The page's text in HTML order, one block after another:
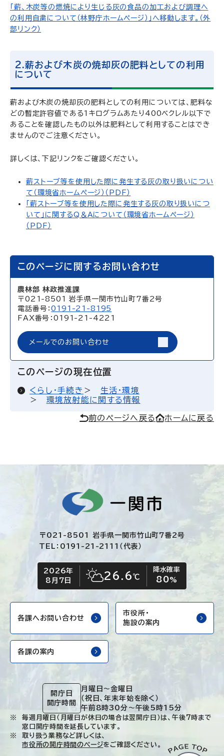
「薪、木炭等の燃焼により生じる灰の食品の加工および調理へ
の利用自粛について（林野庁ホームページ）」へ移動します。（外
部リンク）
2.薪および木炭の焼却灰の肥料としての利用
について
薪および木炭の焼却灰の肥料としての利用については、肥料な
どの暫定許容値である1キログラムあたり400ベクレル以下で
あることを確認したもの以外は肥料として利用することはでき
ませんのでご注意ください。
詳しくは、下記リンクをご確認ください。
薪ストーブ等を使用した際に発生する灰の取り扱いについ
て（環境省ホームページ）（PDF）
「薪ストーブ等を使用した際に発生する灰の取り扱いにつ
いて」に関するQ＆Aについて（環境省ホームページ）
（PDF）
このページに関するお問い合わせ
農林部 林政推進課
〒021-8501 岩手県一関市竹山町7番2号
電話番号：0191-21-8195
FAX番号：0191-21-4221
メールでのお問い合わせ
このページの現在位置
くらし・手続き
生活・環境
環境放射能に関する情報
前のページへ戻る ホームに戻る
〒021-8501 岩手県一関市竹山町7番2号
TEL：0191-21-2111（代表）
今日の日付
2026年
8月7日
今日の天気
晴れ時々くもり
26.6℃
降水確率
80%
各課へお問い合わせ
市役所・
施設の案内
各課の案内
開庁日
開庁時間
月曜日～金曜日
（祝日、年末年始を除く）
午前8時30分～午後5時15分
毎週月曜日（月曜日が休日の場合は翌開庁日）は、午後7時まで
窓口開庁時間を延長しています。
取り扱う業務など詳しくは、
市役所の開庁時間のページをご確認ください。